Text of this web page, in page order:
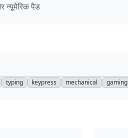
न्यूमेरिक पैड
typing keypress mechanical gaming